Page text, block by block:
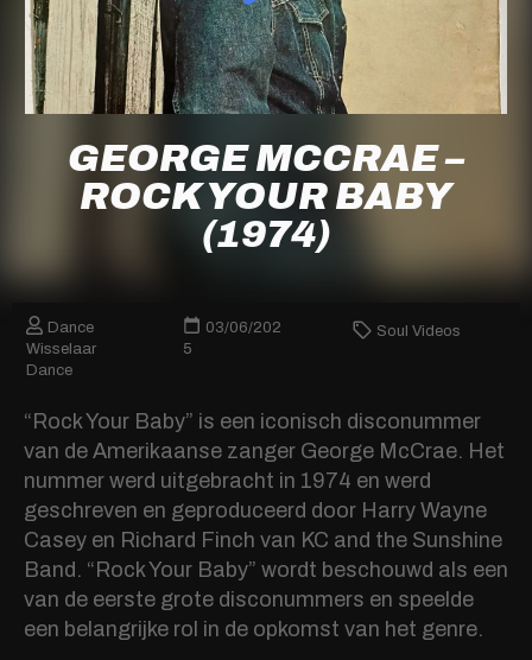
GEORGE MCCRAE –
ROCK YOUR BABY
(1974)
Dance
Wisselaar
Dance
03/06/202
5
Soul Videos
“Rock Your Baby” is een iconisch disconummer
van de Amerikaanse zanger George McCrae. Het
nummer werd uitgebracht in 1974 en werd
geschreven en geproduceerd door Harry Wayne
Casey en Richard Finch van KC and the Sunshine
Band. “Rock Your Baby” wordt beschouwd als een
van de eerste grote disconummers en speelde
een belangrijke rol in de opkomst van het genre.